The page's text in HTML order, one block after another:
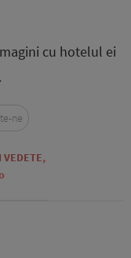
cu hotelul ei
VEDETE,
ne